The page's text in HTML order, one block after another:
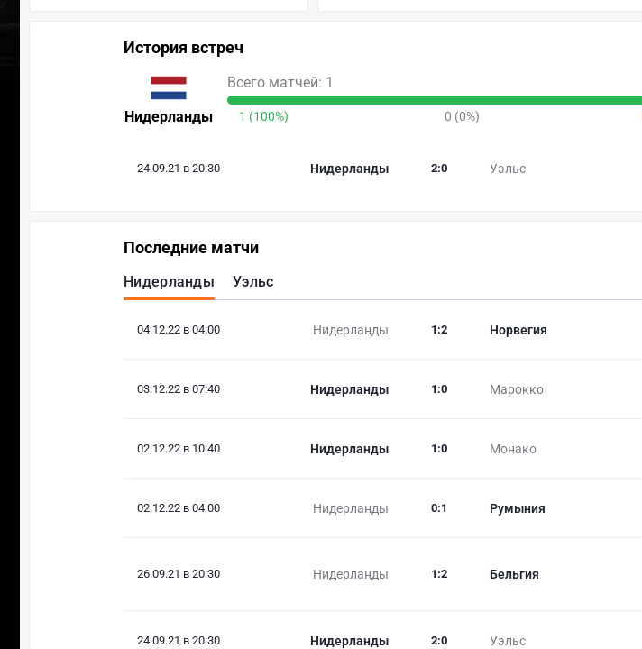
История встреч
Нидерланды
Всего матчей: 1
1 (100%) 0 (0%)
24.09.21 в 20:30 Нидерланды Уэльс
2:0
Последние матчи
Нидерланды Уэльс
04.12.22 в 04:00 Нидерланды Норвегия
1 :2
03.12.22 в 07:40 Нидерланды Марокко
1 :0
02.12.22 в 10:40 Нидерланды Монако
1 :0
02.12.22 в 04:00 Нидерланды Румыния
0:1
26.09.21 в 20:30 Нидерланды Бельгия
1 :2
24.09.21 в 20:30 Нидерланды Уэльс
2:0